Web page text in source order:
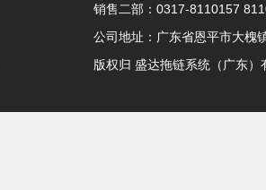
销售二部：0317-8110157
公司地址：广东省恩平市大槐
版权归 盛达拖链系统（广东）